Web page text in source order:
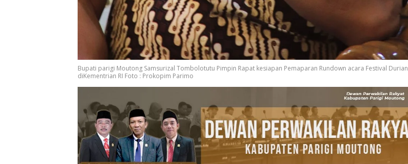
Bupati parigi Moutong Samsurizal Tombolotutu Pimpin Rapat kesiapan Pemaparan Rundown acara Festival Durian
diKementrian RI Foto : Prokopim Parimo